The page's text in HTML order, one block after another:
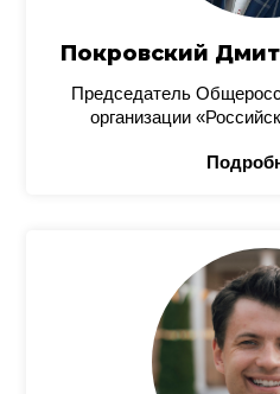
Покровский
Председатель
организации